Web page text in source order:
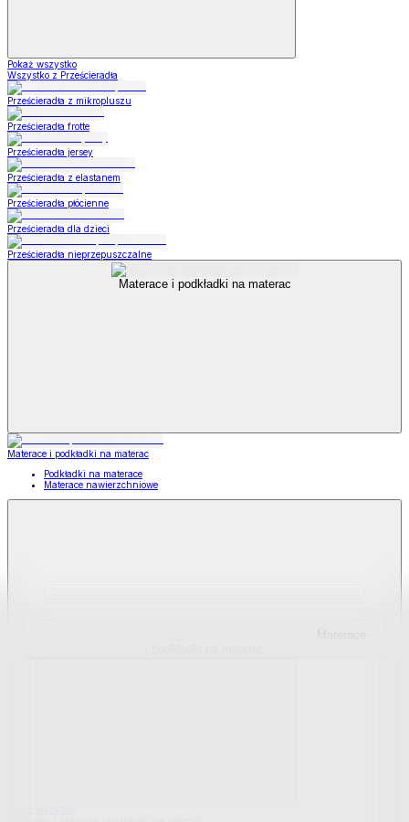
Pokaż wszystko
Wszystko z Prześcieradła
Prześcieradła z mikropluszu
Prześcieradła frotte
Prześcieradła jersey
Prześcieradła z elastanem
Prześcieradła płócienne
Prześcieradła dla dzieci
Prześcieradła nieprzepuszczalne
Materace i podkładki na materac
Materace i podkładki na materac
Podkładki na materace
Materace nawierzchniowe